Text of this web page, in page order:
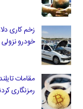
زخم کاری
خودرو
رمزنگاری